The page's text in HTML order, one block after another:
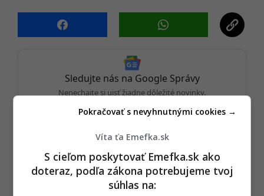
i
Sledujte nás na Google Správy
Nenechajte si ujsť žiadne dôležité novinky.
☆Sledovať
Po otvorení kliknite na hviezdičku★
REKLAMA
Víta ťa Emefka.sk
S cieľom poskytovať Emefka.sk ako
doteraz, podľa zákona potrebujeme tvoj
súhlas na:
Pokračovať s nevyhnutnými cookies →